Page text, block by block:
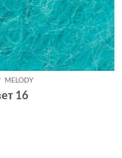
MELODY
16